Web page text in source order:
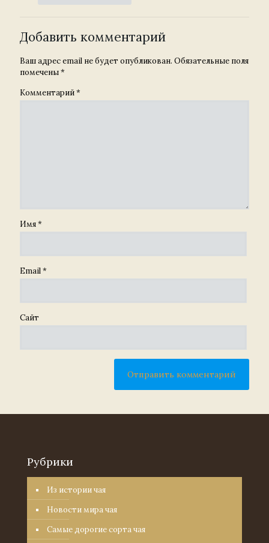
Добавить комментарий
Ваш адрес email не будет опубликован. Обязательные поля
помечены*
Комментарий*
Имя*
Email*
Сайт
Рубрики
Из истории чая
Новости мира чая
Самые дорогие сорта чая